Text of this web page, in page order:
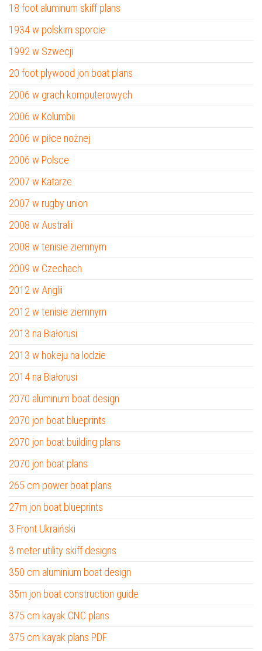
18 foot aluminum skiff plans
1934 w polskim sporcie
1992 w Szwecji
20 foot plywood jon boat plans
2006 w grach komputerowych
2006 w Kolumbii
2006 w piłce nożnej
2006 w Polsce
2007 w Katarze
2007 w rugby union
2008 w Australii
2008 w tenisie ziemnym
2009 w Czechach
2012 w Anglii
2012 w tenisie ziemnym
2013 na Białorusi
2013 w hokeju na lodzie
2014 na Białorusi
2070 aluminum boat design
2070 jon boat blueprints
2070 jon boat building plans
2070 jon boat plans
265 cm power boat plans
27m jon boat blueprints
3 Front Ukraiński
3 meter utility skiff designs
350 cm aluminium boat design
35m jon boat construction guide
375 cm kayak CNC plans
375 cm kayak plans PDF